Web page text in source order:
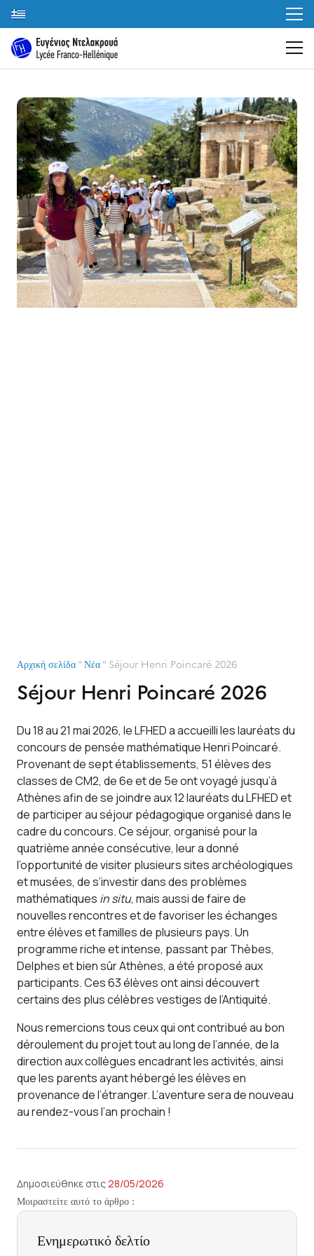
Αρχική σελίδα " Νέα " Séjour Henri Poincaré 2026
Séjour Henri Poincaré 2026
Du 18 au 21 mai 2026, le LFHED a accueilli les lauréats du
concours de pensée mathématique Henri Poincaré.
Provenant de sept établissements, 51 élèves des
classes de CM2, de 6e et de 5e ont voyagé jusqu’à
Athènes afin de se joindre aux 12 lauréats du LFHED et
de participer au séjour pédagogique organisé dans le
cadre du concours. Ce séjour, organisé pour la
quatrième année consécutive, leur a donné
l’opportunité de visiter plusieurs sites archéologiques
et musées, de s’investir dans des problèmes
mathématiques in situ, mais aussi de faire de
nouvelles rencontres et de favoriser les échanges
entre élèves et familles de plusieurs pays. Un
programme riche et intense, passant par Thèbes,
Delphes et bien sûr Athènes, a été proposé aux
participants. Ces 63 élèves ont ainsi découvert
certains des plus célèbres vestiges de l’Antiquité.
Nous remercions tous ceux qui ont contribué au bon
déroulement du projet tout au long de l’année, de la
direction aux collègues encadrant les activités, ainsi
que les parents ayant hébergé les élèves en
provenance de l’étranger. L’aventure sera de nouveau
au rendez-vous l’an prochain !
Δημοσιεύθηκε στις 28/05/2026
Μοιραστείτε αυτό το άρθρο :
Ενημερωτικό δελτίο